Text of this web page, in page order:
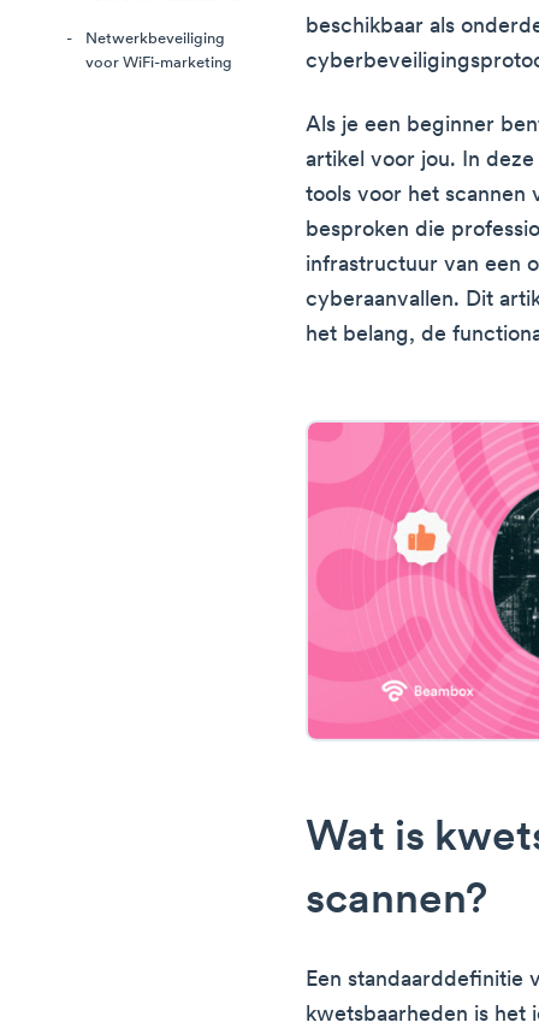
Netwerkbeveiliging
voor WiFi-marketing
beschikbaar als
Als je een beginner
artikel voor jou. In
tools voor het scannen
besproken die
infrastructuur van een
cyberaanvallen. Dit
het belang, de
Wat is
scannen?
Een standaarddefinitie
kwetsbaarheden is het